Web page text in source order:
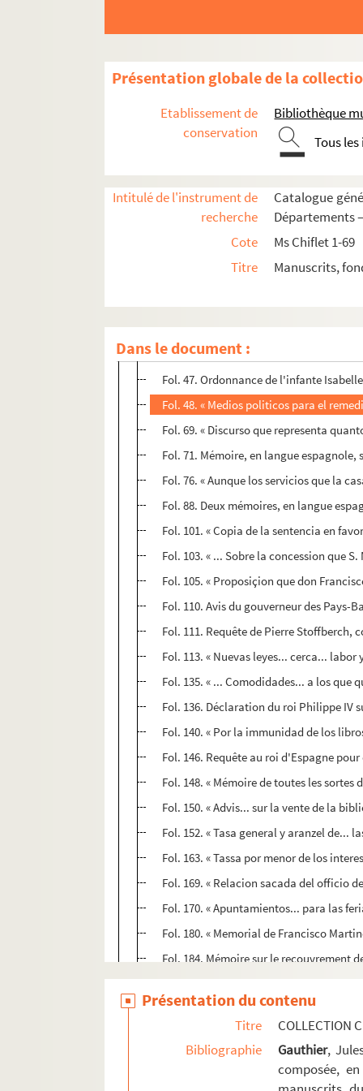
Présentation globale de la
Etablissement de
conservation
Bibliothèque
Tous
Intitulé de l'instrument de
recherche
Catalogue
Départements
Cote
Ms Chiflet 1-69
Titre
Manuscrits,
Dans le document :
Ms Chiflet 55. « Mémoires et arrêts du
Ms Chiflet 57. Sommaire des
Ms Chiflet 58. Tables des actes du
Ms Chiflet 59. Luttes intestines du
Ms Chiflet 60. « Manuel des affaires de
Ms Chiflet 61. « Rudimenta practica
Ms Chiflet 62. « Volume contenant
Fol. 5. « Capitulos de reformacion...
Fol. 29. « La real hazienda de Su
Fol. 31, 35, 40, 46. « Las encomiendas
Fol. 47. Ordonnance de l'infante
Fol. 48. « Medios politicos para el
Fol. 69. « Discurso que representa
Fol. 71. Mémoire, en langue
Fol. 76. « Aunque los servicios que la
Fol. 88. Deux mémoires, en langue
Fol. 101. « Copia de la sentencia en
Fol. 103. « ... Sobre la concession que
Fol. 105. « Proposiçion que don
Fol. 110. Avis du gouverneur des Pays-
Fol. 111. Requête de Pierre
Fol. 113. « Nuevas leyes... cerca...
Fol. 135. « ... Comodidades... a los que
Fol. 136. Déclaration du roi Philippe IV
Fol. 140. « Por la immunidad de los
Fol. 146. Requête au roi d'Espagne
Fol. 148. « Mémoire de toutes les
Fol. 150. « Advis... sur la vente de la
Fol. 152. « Tasa general y aranzel de...
Fol. 163. « Tassa por menor de los
Fol. 169. « Relacion sacada del officio
Fol. 170. « Apuntamientos... para las
Fol. 180. « Memorial de Francisco
Fol. 184. Mémoire sur le recouvrement
Fol. 209. Mémoire sur le même sujet,
Fol. 215. « Relacion del origen y
Fol. 221. Proposition faite au roi
Fol. 225. « Expédient pour réduire les
Fol. 229. « Avisos de ymportancia a
Présentation du contenu
Titre
COLLECTION
Bibliographie
Gauthier,
composée,